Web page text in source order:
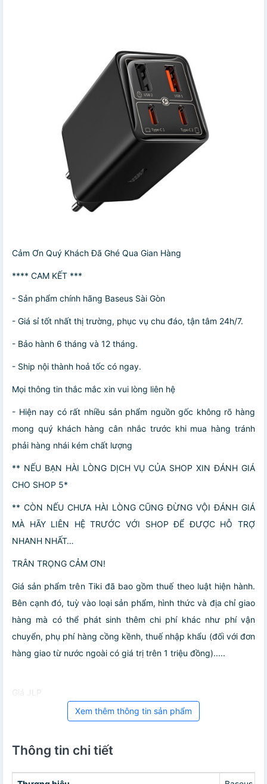
️️️Cảm Ơn Quý Khách Đã Ghé Qua Gian Hàng️️️
**** CAM KẾT ***
- Sản phẩm chính hãng Baseus Sài Gòn
- Giá sỉ tốt nhất thị trường, phục vụ chu đáo, tận tâm 24h/7.
- Bảo hành 6 tháng và 12 tháng.
- Ship nội thành hoả tốc có ngay.
Mọi thông tin thắc mắc xin vui lòng liên hệ
- Hiện nay có rất nhiều sản phẩm nguồn gốc không rõ hàng
mong quý khách hàng cân nhắc trước khi mua hàng tránh
phải hàng nhái kém chất lượng
** NẾU BẠN HÀI LÒNG DỊCH VỤ CỦA SHOP XIN ĐÁNH GIÁ
CHO SHOP 5*
** CÒN NẾU CHƯA HÀI LÒNG CŨNG ĐỪNG VỘI ĐÁNH GIÁ
MÀ HÃY LIÊN HỆ TRƯỚC VỚI SHOP ĐỂ ĐƯỢC HỖ TRỢ
NHANH NHẤT…
TRÂN TRỌNG CẢM ƠN! ️️️️
Giá sản phẩm trên Tiki đã bao gồm thuế theo luật hiện hành.
Bên cạnh đó, tuỳ vào loại sản phẩm, hình thức và địa chỉ giao
hàng mà có thể phát sinh thêm chi phí khác như phí vận
chuyển, phụ phí hàng cồng kềnh, thuế nhập khẩu (đối với đơn
hàng giao từ nước ngoài có giá trị trên 1 triệu đồng).....
Giá JLP
Xem thêm thông tin sản phẩm
Thông tin chi tiết